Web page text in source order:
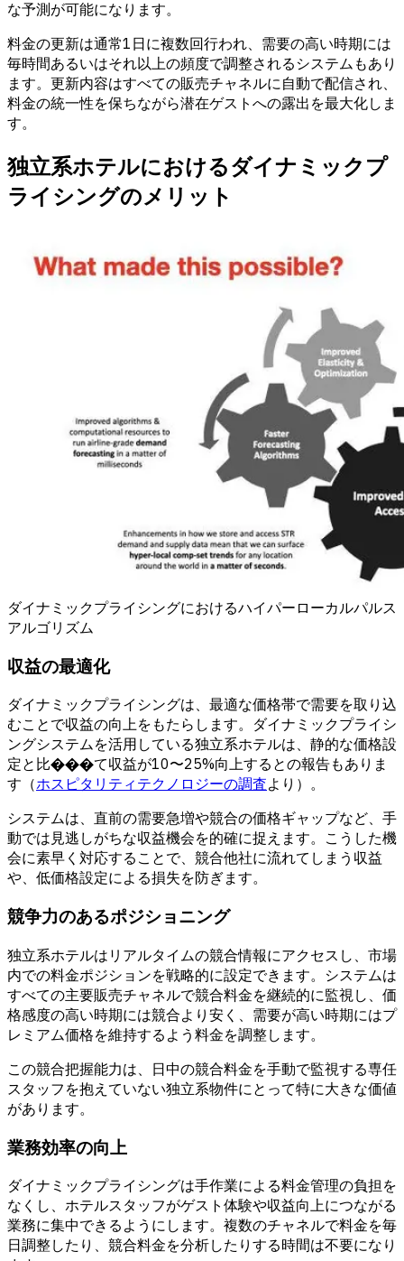
な予測が可能になります。
料金の更新は通常1日に複数回行われ、需要の高い時期には
毎時間あるいはそれ以上の頻度で調整されるシステムもあり
ます。更新内容はすべての販売チャネルに自動で配信され、
料金の統一性を保ちながら潜在ゲストへの露出を最大化しま
す。
独立系ホテルにおけるダイナミックプ
ライシングのメリット
ダイナミックプライシングにおけるハイパーローカルパルス
アルゴリズム
収益の最適化
ダイナミックプライシングは、最適な価格帯で需要を取り込
むことで収益の向上をもたらします。ダイナミックプライシ
ングシステムを活用している独立系ホテルは、静的な価格設
定と比���て収益が10〜25%向上するとの報告もありま
す（ホスピタリティテクノロジーの調査より）。
システムは、直前の需要急増や競合の価格ギャップなど、手
動では見逃しがちな収益機会を的確に捉えます。こうした機
会に素早く対応することで、競合他社に流れてしまう収益
や、低価格設定による損失を防ぎます。
競争力のあるポジショニング
独立系ホテルはリアルタイムの競合情報にアクセスし、市場
内での料金ポジションを戦略的に設定できます。システムは
すべての主要販売チャネルで競合料金を継続的に監視し、価
格感度の高い時期には競合より安く、需要が高い時期にはプ
レミアム価格を維持するよう料金を調整します。
この競合把握能力は、日中の競合料金を手動で監視する専任
スタッフを抱えていない独立系物件にとって特に大きな価値
があります。
業務効率の向上
ダイナミックプライシングは手作業による料金管理の負担を
なくし、ホテルスタッフがゲスト体験や収益向上につながる
業務に集中できるようにします。複数のチャネルで料金を毎
日調整したり、競合料金を分析したりする時間は不要になり